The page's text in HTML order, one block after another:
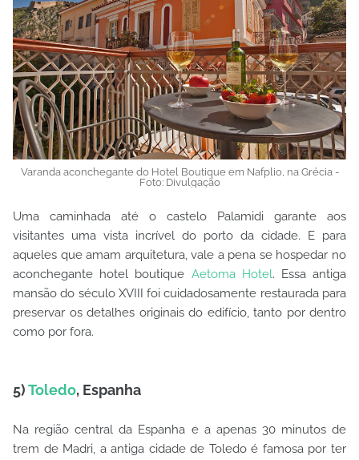
Varanda aconchegante do Hotel Boutique em Nafplio, na Grécia -
Foto: Divulgação
Uma caminhada até o castelo Palamidi garante aos
visitantes uma vista incrível do porto da cidade. E para
aqueles que amam arquitetura, vale a pena se hospedar no
aconchegante hotel boutique Aetoma Hotel. Essa antiga
mansão do século XVIII foi cuidadosamente restaurada para
preservar os detalhes originais do edifício, tanto por dentro
como por fora.
5)Toledo, Espanha
Na região central da Espanha e a apenas 30 minutos de
trem de Madri, a antiga cidade de Toledo é famosa por ter